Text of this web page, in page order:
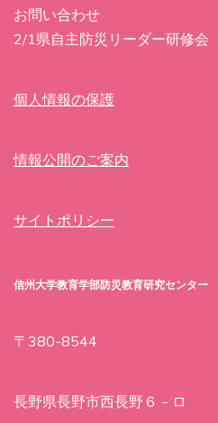
お問い合わせ
2/1県自主防災リーダー研修会
個人情報の保護
情報公開のご案内
サイトポリシー
信州大学教育学部防災教育研究センター
〒380-8544
長野県長野市西長野６－ロ